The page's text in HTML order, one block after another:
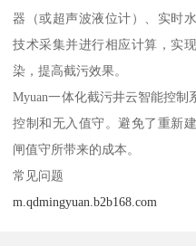
器（或超声波液位计）、实时
技术采集并进行相应计算，实
染，提高截污效果。
Myuan一体化截污井云智能控
控制和无入值守。避免了重新
闸值守所带来的成本。
常见问题
m.qdmingyuan.b2b168.com